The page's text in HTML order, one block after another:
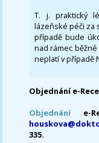
T. j. praktický
lázeňské péči za
případě bude
nad rámec
neplatí v případě
Objednání e-
Objednání e-
335.